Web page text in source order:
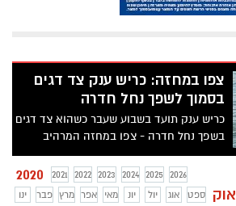
צפו במחזה: כריש ענק צד דגים
בסמוך לשפך נחל חדרה
כריש ענק תועד בשבוע שעבר כשהוא צד דגים
בשפך נחל חדרה - צפו במחזה המרהיב
2020 2021 2022 2023 2024 2025
2026
ינו
פבר מרץ אפר מאי יונ יול אוג ספט אוק